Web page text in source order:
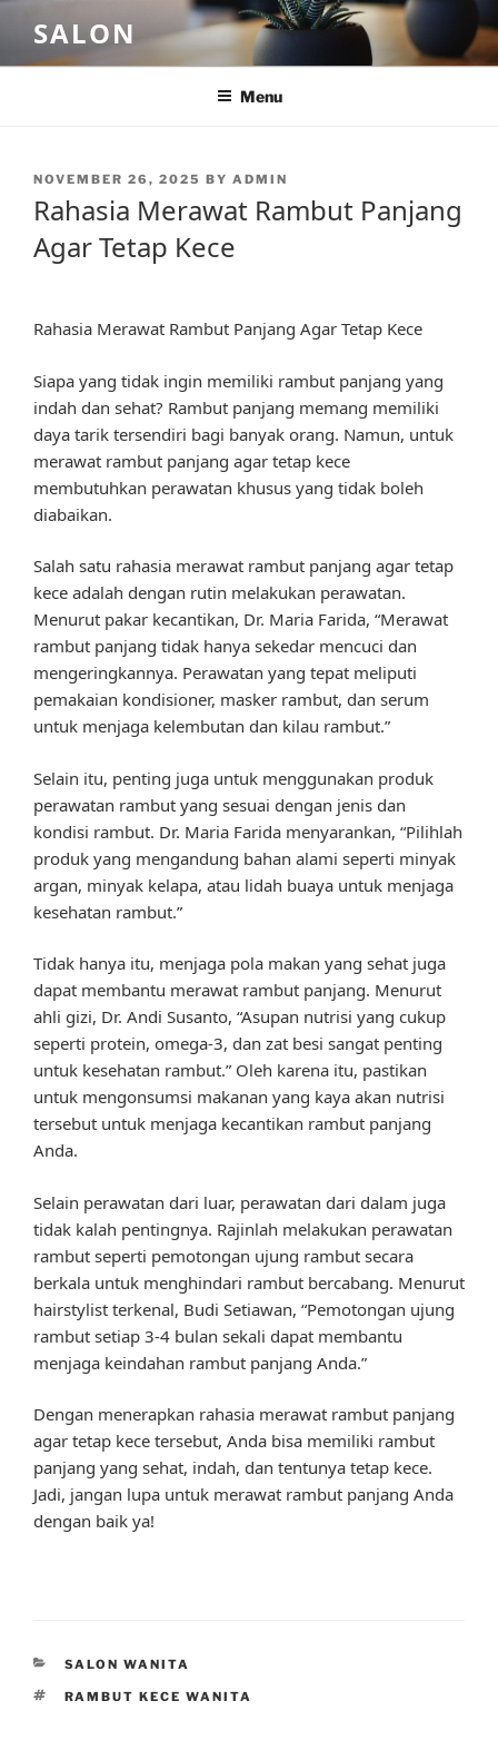
content
SALON
Menu
POSTED
NOVEMBER 26, 2025 BY ADMIN
Rahasia Merawat Rambut Panjang
Agar Tetap Kece
Rahasia Merawat Rambut Panjang Agar Tetap Kece
Siapa yang tidak ingin memiliki rambut panjang yang
indah dan sehat? Rambut panjang memang memiliki
daya tarik tersendiri bagi banyak orang. Namun, untuk
merawat rambut panjang agar tetap kece
membutuhkan perawatan khusus yang tidak boleh
diabaikan.
Salah satu rahasia merawat rambut panjang agar tetap
kece adalah dengan rutin melakukan perawatan.
Menurut pakar kecantikan, Dr. Maria Farida, “Merawat
rambut panjang tidak hanya sekedar mencuci dan
mengeringkannya. Perawatan yang tepat meliputi
pemakaian kondisioner, masker rambut, dan serum
untuk menjaga kelembutan dan kilau rambut.”
Selain itu, penting juga untuk menggunakan produk
perawatan rambut yang sesuai dengan jenis dan
kondisi rambut. Dr. Maria Farida menyarankan, “Pilihlah
produk yang mengandung bahan alami seperti minyak
argan, minyak kelapa, atau lidah buaya untuk menjaga
kesehatan rambut.”
Tidak hanya itu, menjaga pola makan yang sehat juga
dapat membantu merawat rambut panjang. Menurut
ahli gizi, Dr. Andi Susanto, “Asupan nutrisi yang cukup
seperti protein, omega-3, dan zat besi sangat penting
untuk kesehatan rambut.” Oleh karena itu, pastikan
untuk mengonsumsi makanan yang kaya akan nutrisi
tersebut untuk menjaga kecantikan rambut panjang
Anda.
Selain perawatan dari luar, perawatan dari dalam juga
tidak kalah pentingnya. Rajinlah melakukan perawatan
rambut seperti pemotongan ujung rambut secara
berkala untuk menghindari rambut bercabang. Menurut
hairstylist terkenal, Budi Setiawan, “Pemotongan ujung
rambut setiap 3-4 bulan sekali dapat membantu
menjaga keindahan rambut panjang Anda.”
Dengan menerapkan rahasia merawat rambut panjang
agar tetap kece tersebut, Anda bisa memiliki rambut
panjang yang sehat, indah, dan tentunya tetap kece.
Jadi, jangan lupa untuk merawat rambut panjang Anda
dengan baik ya!
CATEGORIES
SALON WANITA
TAGS
RAMBUT KECE WANITA